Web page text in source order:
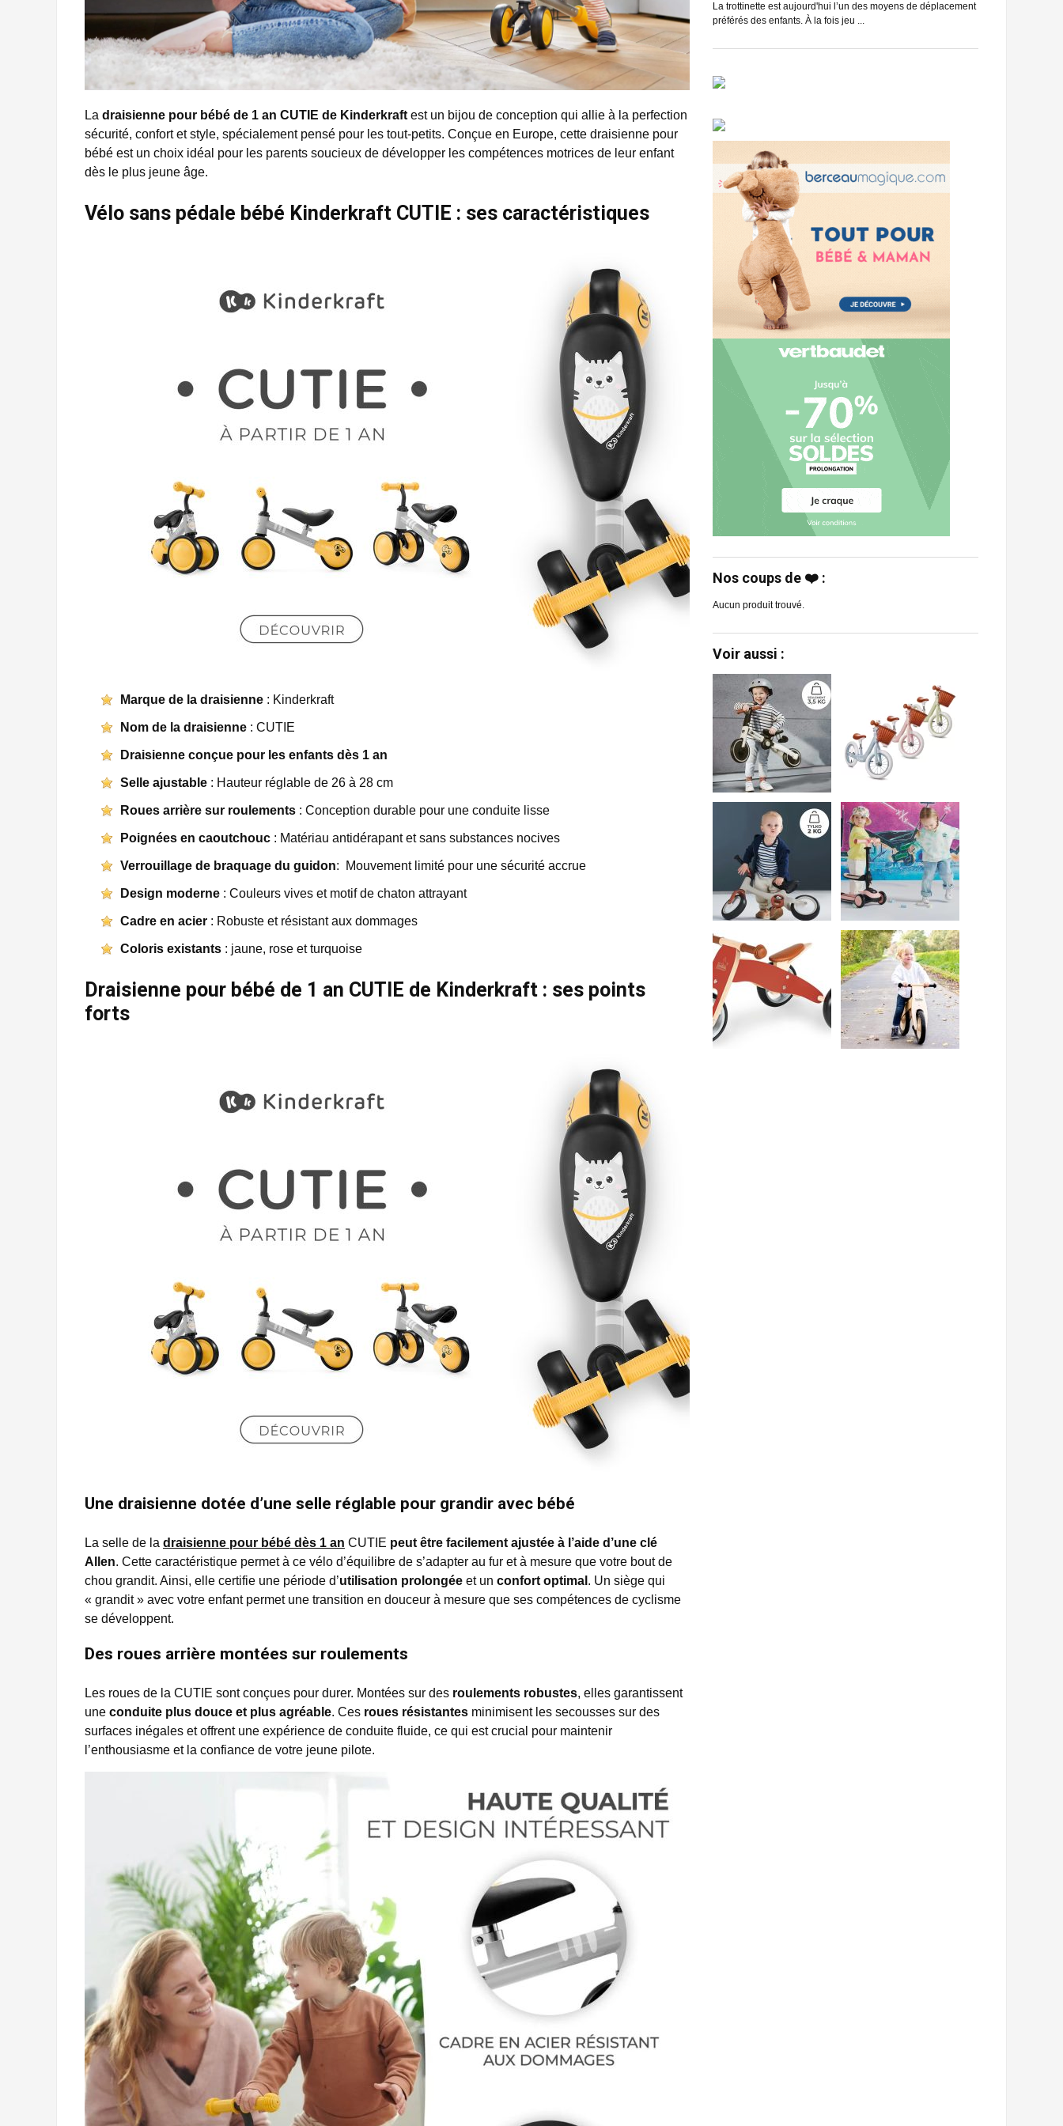
La draisienne pour bébé de 1 an CUTIE de Kinderkraft est un bijou de conception qui allie à la perfection
sécurité, confort et style, spécialement pensé pour les tout-petits. Conçue en Europe, cette draisienne pour
bébé est un choix idéal pour les parents soucieux de développer les compétences motrices de leur enfant
dès le plus jeune âge.
Vélo sans pédale bébé Kinderkraft CUTIE : ses caractéristiques
Marque de la draisienne : Kinderkraft
Nom de la draisienne : CUTIE
Draisienne conçue pour les enfants dès 1 an
Selle ajustable : Hauteur réglable de 26 à 28 cm
Roues arrière sur roulements : Conception durable pour une conduite lisse
Poignées en caoutchouc : Matériau antidérapant et sans substances nocives
Verrouillage de braquage du guidon: Mouvement limité pour une sécurité accrue
Design moderne : Couleurs vives et motif de chaton attrayant
Cadre en acier : Robuste et résistant aux dommages
Coloris existants : jaune, rose et turquoise
Draisienne pour bébé de 1 an CUTIE de Kinderkraft : ses points
forts
Une draisienne dotée d’une selle réglable pour grandir avec bébé
La selle de la draisienne pour bébé dès 1 an CUTIE peut être facilement ajustée à l’aide d’une clé
Allen. Cette caractéristique permet à ce vélo d’équilibre de s’adapter au fur et à mesure que votre bout de
chou grandit. Ainsi, elle certifie une période d’utilisation prolongée et un confort optimal . Un siège qui
« grandit » avec votre enfant permet une transition en douceur à mesure que ses compétences de cyclisme
se développent.
Des roues arrière montées sur roulements
Les roues de la CUTIE sont conçues pour durer. Montées sur des roulements robustes, elles garantissent
une conduite plus douce et plus agréable. Ces roues résistantes minimisent les secousses sur des
surfaces inégales et offrent une expérience de conduite fluide, ce qui est crucial pour maintenir
l’enthousiasme et la confiance de votre jeune pilote.
plus la notion d'équilibre avant de lui ...
La trottinette est aujourd'hui l’un des moyens de déplacement
préférés des enfants. À la fois jeu ...
Nos coups de ❤️ :
Aucun produit trouvé.
Voir aussi :